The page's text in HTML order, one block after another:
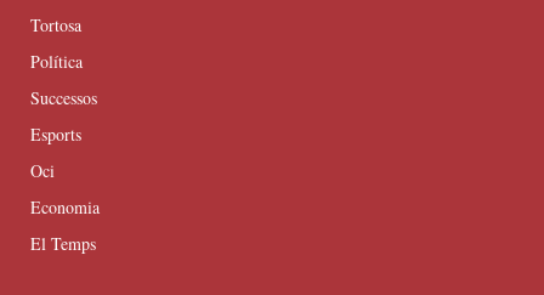
Tortosa
Política
Successos
Esports
Oci
Economia
El Temps